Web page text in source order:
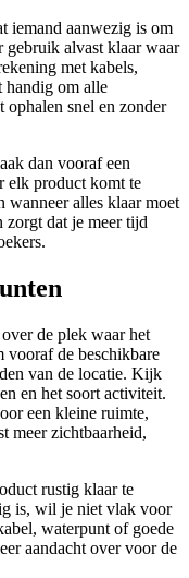
iemand aanwezig is om
gebruik alvast klaar waar
met kabels,
handig om alle
ophalen snel en zonder
dan vooraf een
elk product komt te
alles klaar moet
zorgt dat je meer tijd
de plek waar het
vooraf de beschikbare
van de locatie. Kijk
en het soort activiteit.
een kleine ruimte,
meer zichtbaarheid,
rustig klaar te
is, wil je niet vlak voor
waterpunt of goede
aandacht over voor de